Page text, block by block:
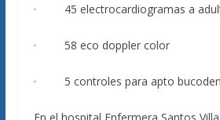
· 45 electrocardiogramas a
· 58 eco doppler color
· 5 controles para apto